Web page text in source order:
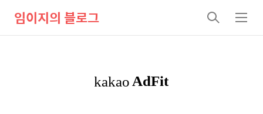
임이지의 블로그
검
색
메
뉴